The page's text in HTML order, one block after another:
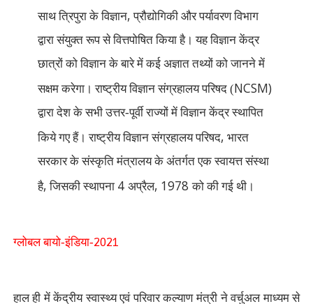
साथ त्रिपुरा के विज्ञान,प्रौद्योगिकी और पर्यावरण विभाग
द्वारा संयुक्त रूप से वित्तपोषित किया है। यह विज्ञान केंद्र
छात्रों को विज्ञान के बारे में कई अज्ञात तथ्यों को जानने में
सक्षम करेगा। राष्ट्रीय विज्ञान संग्रहालय परिषद (NCSM)
द्वारा देश के सभी उत्तर-पूर्वी राज्यों में विज्ञान केंद्र स्थापित
किये गए हैं। राष्ट्रीय विज्ञान संग्रहालय परिषद, भारत
सरकार के संस्कृति मंत्रालय के अंतर्गत एक स्वायत्त संस्था
है,जिसकी स्थापना 4 अप्रैल, 1978को की गई थी।
ग्लोबल बायो-इंडिया-2021
हाल ही में केंद्रीय स्वास्थ्य एवं परिवार कल्याण मंत्री ने वर्चुअल माध्यम से